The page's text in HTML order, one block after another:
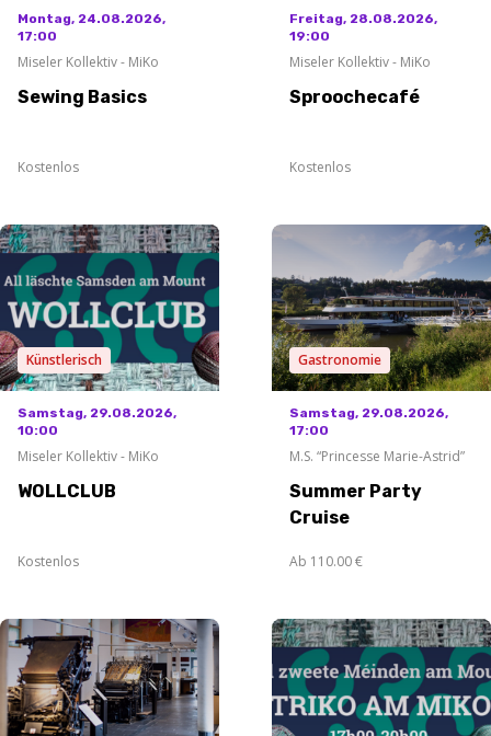
Montag, 24.08.2026,
17:00
Miseler Kollektiv - MiKo
Sewing Basics
Kostenlos
Freitag, 28.08.2026,
19:00
Miseler Kollektiv - MiKo
Sproochecafé
Kostenlos
Künstlerisch
Samstag, 29.08.2026,
10:00
Miseler Kollektiv - MiKo
WOLLCLUB
Kostenlos
Gastronomie
Samstag, 29.08.2026,
17:00
M.S. “Princesse Marie-Astrid”
Summer Party
Cruise
Ab 110.00 €